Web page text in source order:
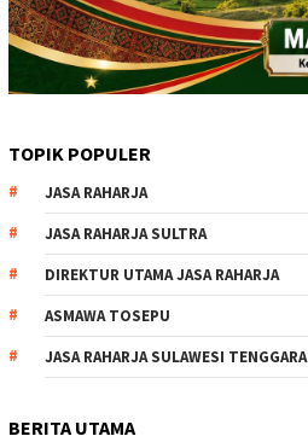
TOPIK POPULER
JASA RAHARJA
JASA RAHARJA SULTRA
DIREKTUR UTAMA JASA RAHARJA
ASMAWA TOSEPU
JASA RAHARJA SULAWESI TENGGARA
BERITA UTAMA